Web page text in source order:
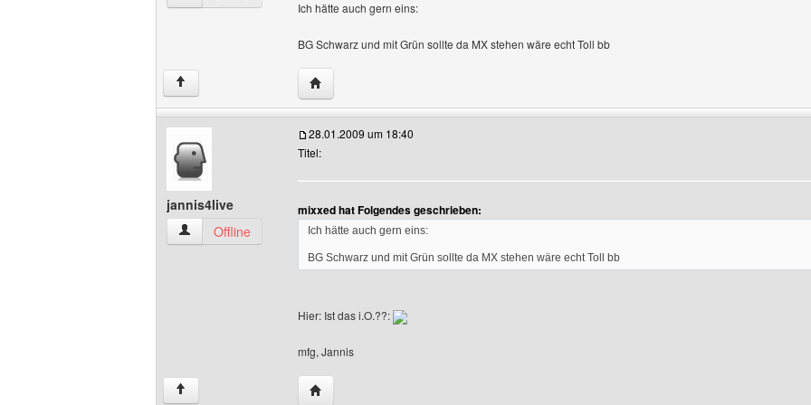
Ich hätte auch gern eins:
BG Schwarz und mit Grün sollte da MX stehen wäre echt Toll bb
↑ Website dieses Benutzers besuchen: mixxed
jannis4live
jannis4live Benutzer-Profile anzeigen
Offline
28.01.2009 um 18:40
Titel:
mixxed hat Folgendes geschrieben:
Ich hätte auch gern eins:
BG Schwarz und mit Grün sollte da MX stehen wäre echt Toll bb
Hier: Ist das i.O.??:
mfg, Jannis
↑ Website dieses Benutzers besuchen: jannis4live